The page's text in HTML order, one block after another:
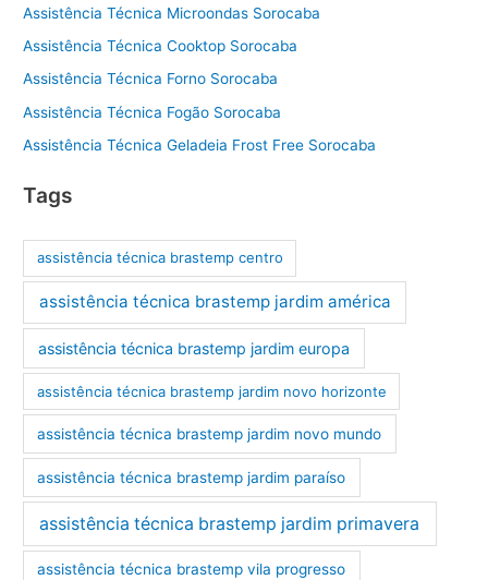
Assistência Técnica Microondas Sorocaba
Assistência Técnica Cooktop Sorocaba
Assistência Técnica Forno Sorocaba
Assistência Técnica Fogão Sorocaba
Assistência Técnica Geladeia Frost Free Sorocaba
Tags
assistência técnica brastemp centro
assistência técnica brastemp jardim américa
assistência técnica brastemp jardim europa
assistência técnica brastemp jardim novo horizonte
assistência técnica brastemp jardim novo mundo
assistência técnica brastemp jardim paraíso
assistência técnica brastemp jardim primavera
assistência técnica brastemp vila progresso